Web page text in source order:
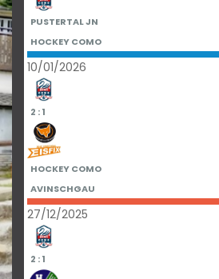
PUSTERTAL JN
HOCKEY COMO
10/01/2026
2 : 1
HOCKEY COMO
AVINSCHGAU
27/12/2025
2 : 1